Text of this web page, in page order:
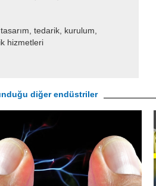
tedarik, kurulum,
hizmetleri
diğer endüstriler